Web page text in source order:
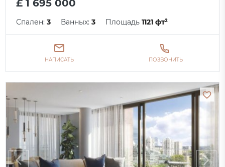
£ 1 695 000
Спален:3 Ванных:3 Площадь1121 фт²
НАПИСАТЬ ПОЗВОНИТЬ